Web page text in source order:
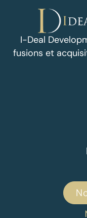
I-Deal
fusions et